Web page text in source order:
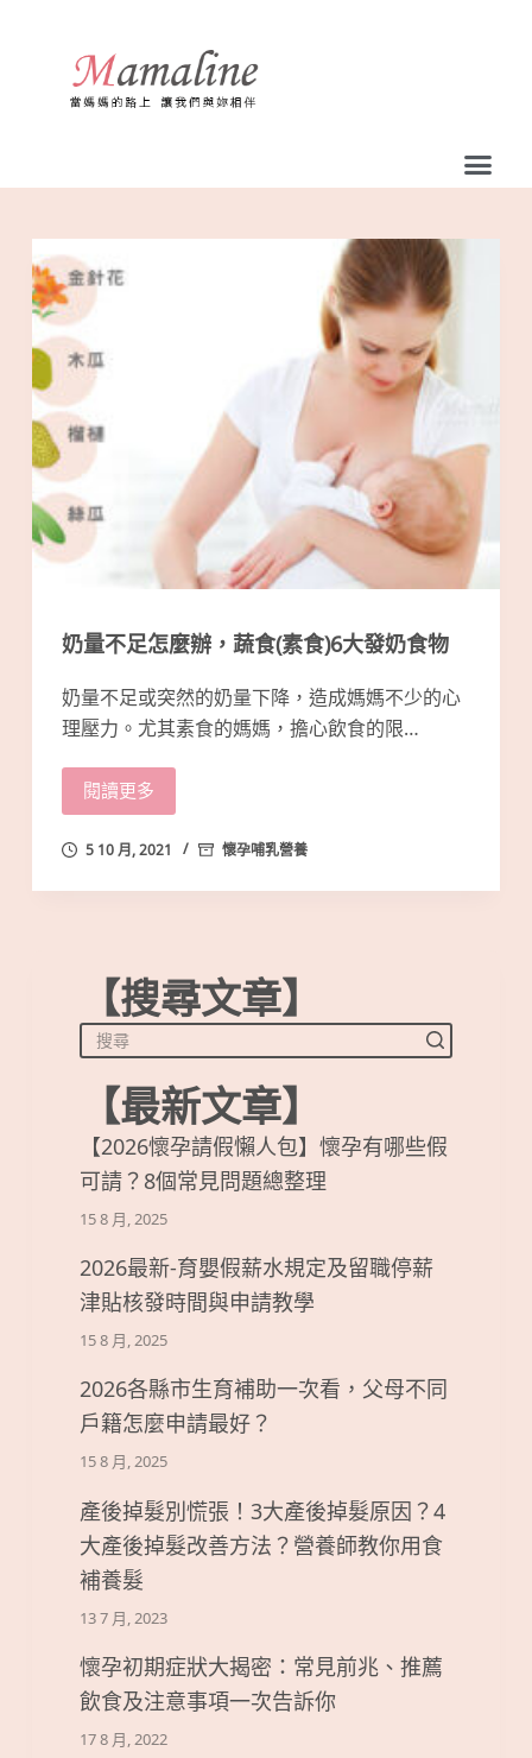
容
奶量不足怎麼辦，蔬食(素食)6大發奶食物
奶量不足或突然的奶量下降，造成媽媽不少的心
理壓力。尤其素食的媽媽，擔心飲食的限…
閱讀更多
5 10 月, 2021 懷孕哺乳營養
【搜尋文章】
【最新文章】
【2026懷孕請假懶人包】懷孕有哪些假
可請？8個常見問題總整理
15 8 月, 2025
2026最新-育嬰假薪水規定及留職停薪
津貼核發時間與申請教學
15 8 月, 2025
2026各縣市生育補助一次看，父母不同
戶籍怎麼申請最好？
15 8 月, 2025
產後掉髮別慌張！3大產後掉髮原因？4
大產後掉髮改善方法？營養師教你用食
補養髮
13 7 月, 2023
懷孕初期症狀大揭密：常見前兆、推薦
飲食及注意事項一次告訴你
17 8 月, 2022